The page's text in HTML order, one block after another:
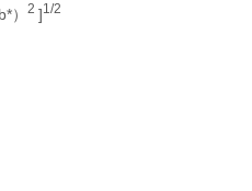
b*） 2 ]1/2